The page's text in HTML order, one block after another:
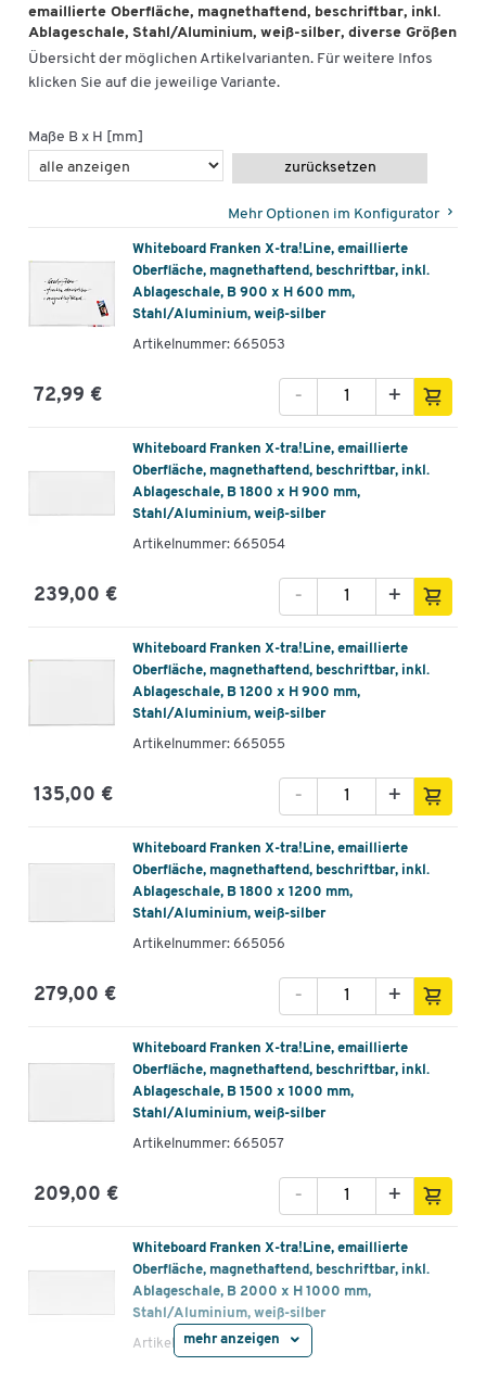
Tafelgröße [mm] 1500 x 1000
emaillierte Oberfläche, magnethaftend, beschriftbar, inkl.
Ablageschale, Stahl/Aluminium, weiß-silber, diverse Größen
Übersicht der möglichen Artikelvarianten. Für weitere Infos
klicken Sie auf die jeweilige Variante.
Maße B x H [mm]
zurücksetzen
Mehr Optionen im Konfigurator
Whiteboard Franken X-tra!Line, emaillierte
Oberfläche, magnethaftend, beschriftbar, inkl.
Ablageschale, B 900 x H 600 mm,
Stahl/Aluminium, weiß-silber
Artikelnummer: 665053
72,99 € +
-
Whiteboard Franken X-tra!Line, emaillierte
Oberfläche, magnethaftend, beschriftbar, inkl.
Ablageschale, B 1800 x H 900 mm,
Stahl/Aluminium, weiß-silber
Artikelnummer: 665054
239,00 € +
-
Whiteboard Franken X-tra!Line, emaillierte
Oberfläche, magnethaftend, beschriftbar, inkl.
Ablageschale, B 1200 x H 900 mm,
Stahl/Aluminium, weiß-silber
Artikelnummer: 665055
135,00 € +
-
Whiteboard Franken X-tra!Line, emaillierte
Oberfläche, magnethaftend, beschriftbar, inkl.
Ablageschale, B 1800 x 1200 mm,
Stahl/Aluminium, weiß-silber
Artikelnummer: 665056
279,00 € +
-
Whiteboard Franken X-tra!Line, emaillierte
Oberfläche, magnethaftend, beschriftbar, inkl.
Ablageschale, B 1500 x 1000 mm,
Stahl/Aluminium, weiß-silber
Artikelnummer: 665057
209,00 € +
-
Whiteboard Franken X-tra!Line, emaillierte
Oberfläche, magnethaftend, beschriftbar, inkl.
Ablageschale, B 2000 x H 1000 mm,
Stahl/Aluminium, weiß-silber
Artikelnummer: 665058
mehr anzeigen